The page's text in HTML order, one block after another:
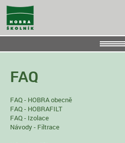
FAQ
FAQ - HOBRA obecně
FAQ - HOBRAFILT
FAQ - Izolace
Návody - Filtrace